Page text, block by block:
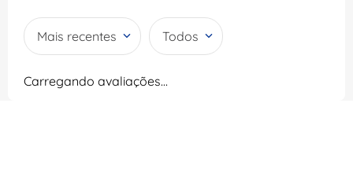
Mais recentes Todos
Carregando avaliações…